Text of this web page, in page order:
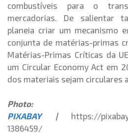
combustíveis para o
mercadorias. De salientar
planeia criar um mecanismo
conjunta de matérias-primas
Matérias-Primas Críticas da
um Circular Economy Act em
dos materiais sejam circulares
Photo:
PIXABAY| https://
1386459/